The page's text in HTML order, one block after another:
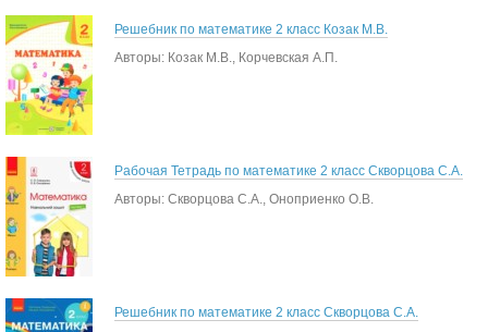
Решебник по математике 2 класс Козак М.В.
Авторы: Козак М.В., Корчевская А.П.
Рабочая Тетрадь по математике 2 класс Скворцова С.А.
Авторы: Скворцова С.А., Оноприенко О.В.
Решебник по математике 2 класс Скворцова С.А.